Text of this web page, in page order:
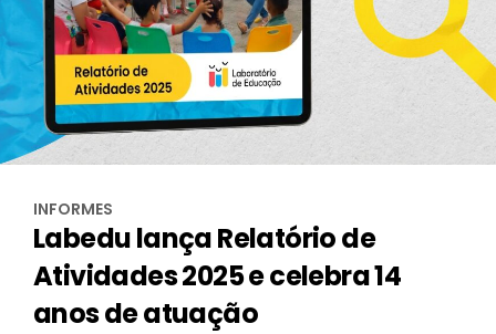
INFORMES
Labedu lança Relatório de
Atividades 2025 e celebra 14
anos de atuação